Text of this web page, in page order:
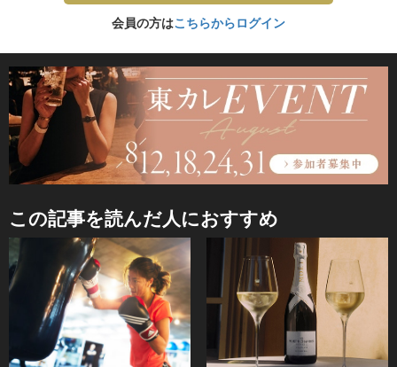
会員の方はこちらからログイン
この記事を読んだ人におすすめ